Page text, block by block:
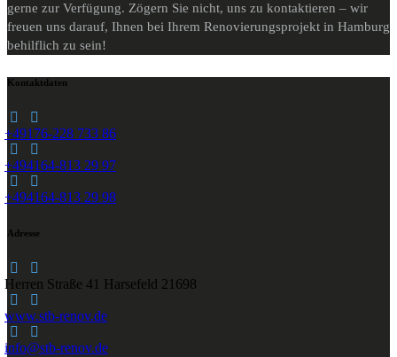
gerne zur Verfügung. Zögern Sie nicht, uns zu kontaktieren – wir
freuen uns darauf, Ihnen bei Ihrem Renovierungsprojekt in Hamburg
behilflich zu sein!
Kontaktdaten
+49176-228 733 86
+494164-813 29 97
+494164-813 29 98
Adresse
Herren Straße 41 Harsefeld 21698
www.stb-renov.de
info@stb-renov.de